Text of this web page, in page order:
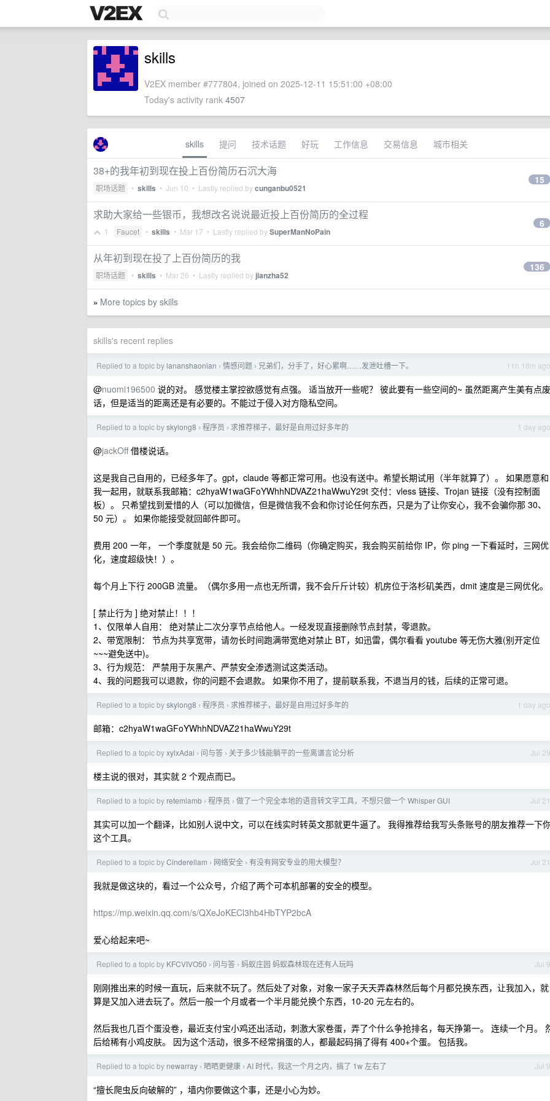
skills
V2EX member #777804, joined on 2025-12-11 15:51:00 +08:00
Today's activity rank 4507
skills 提问 技术话题 好玩 工作信息 交易信息 城市相关
38+的我年初到现在投上百份简历石沉大海
职场话题 • skills • Jun 10 • Lastly replied bycunganbu0521
15
求助大家给一些银币，我想改名说说最近投上百份简历的全过程
1 Faucet • skills • Mar 17 • Lastly replied bySuperManNoPain
6
从年初到现在投了上百份简历的我
职场话题 • skills • Mar 26 • Lastly replied by jianzha52
136
» More topics by skills
skills's recent replies
11h 18m ago
Replied to a topic by lananshaonian › 情感问题 › 兄弟们，分手了，好心累啊……发泄吐槽一下。
@nuomi196500 说的对。 感觉楼主掌控欲感觉有点强。 适当放开一些呢？ 彼此要有一些空间的~ 虽然距离产生美有点废
话，但是适当的距离还是有必要的。不能过于侵入对方隐私空间。
1 day ago
Replied to a topic byskylong8 › 程序员 › 求推荐梯子，最好是自用过好多年的
@jackOff借楼说话。
这是我自己自用的，已经多年了。gpt，claude 等都正常可用。也没有送中。希望长期试用（半年就算了）。 如果愿意和
我一起用，就联系我邮箱：c2hyaW1waGFoYWhhNDVAZ21haWwuY29t 交付：vless 链接、Trojan 链接（没有控制面
板）。 只希望找到爱惜的人（可以加微信，但是微信我不会和你讨论任何东西，只是为了让你安心，我不会骗你那 30、
50 元）。 如果你能接受就回邮件即可。
费用 200 一年， 一个季度就是 50 元。我会给你二维码（你确定购买，我会购买前给你 IP，你 ping 一下看延时，三网优
化，速度超级快！）。
每个月上下行 200GB 流量。（偶尔多用一点也无所谓，我不会斤斤计较）机房位于洛杉矶美西，dmit 速度是三网优化。
[ 禁止行为 ] 绝对禁止！！！
1、仅限单人自用： 绝对禁止二次分享节点给他人。一经发现直接删除节点封禁，零退款。
2、带宽限制： 节点为共享宽带，请勿长时间跑满带宽绝对禁止 BT，如迅雷，偶尔看看 youtube 等无伤大雅(别开定位
~~~避免送中)。
3、行为规范： 严禁用于灰黑产、严禁安全渗透测试这类活动。
4、我的问题我可以退款，你的问题不会退款。 如果你不用了，提前联系我，不退当月的钱，后续的正常可退。
1 day ago
Replied to a topic byskylong8 › 程序员 › 求推荐梯子，最好是自用过好多年的
邮箱：c2hyaW1waGFoYWhhNDVAZ21haWwuY29t
Jul 29
Replied to a topic byxylxAdai › 问与答 › 关于多少钱能躺平的一些离谱言论分析
楼主说的很对，其实就 2 个观点而已。
Jul 21
Replied to a topic by retemlamb › 程序员 › 做了一个完全本地的语音转文字工具，不想只做一个 Whisper GUI
其实可以加一个翻译，比如别人说中文，可以在线实时转英文那就更牛逼了。 我得推荐给我写头条账号的朋友推荐一下
这个工具。
Jul 21
Replied to a topic byCinderellam › 网络安全 › 有没有网安专业的用大模型？
我就是做这块的，看过一个公众号，介绍了两个可本机部署的安全的模型。
https://mp.weixin.qq.com/s/QXeJoKECl3hb4HbTYP2bcA
爱心给起来吧~
Jul 9
Replied to a topic by KFCVIVO50 › 问与答 › 蚂蚁庄园 蚂蚁森林现在还有人玩吗
刚刚推出来的时候一直玩，后来就不玩了。然后处了对象，对象一家子天天弄森林然后每个月都兑换东西，让我加入，就
算是又加入进去玩了。然后一般一个月或者一个半月能兑换个东西，10-20 元左右的。
然后我也几百个蛋没卷，最近支付宝小鸡还出活动，刺激大家卷蛋，弄了个什么争抢排名，每天挣第一。 连续一个月。
后给稀有小鸡皮肤。 因为这个活动，很多不经常捐蛋的人，都最起码捐了得有 400+个蛋。 包括我。
Jul 9
Replied to a topic by newarray › 晒晒更健康 › AI 时代，我这一个月之内，搞了 1w 左右了
“擅长爬虫反向破解的” ，墙内你要做这个事，还是小心为妙。